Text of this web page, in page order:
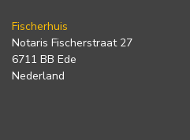
Fischerhuis
Notaris Fischerstraat 27
6711 BB Ede
Nederland